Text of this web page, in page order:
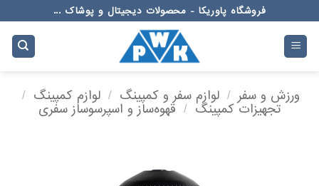
to
content
فروشگاه پاوریکا - محصولات دیجیتال و پوشاک ...
ورزش و سفر / لوازم سفر و کمپینگ / لوازم کمپینگ /
تجهیزات کمپینگ / قهوه‌ساز و اسپرسوساز سفری